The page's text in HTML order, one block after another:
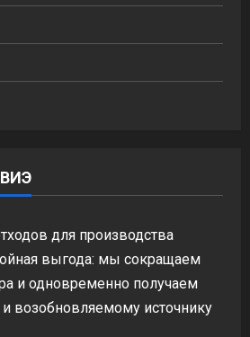
для производства
выгода: мы сокращаем
и одновременно получаем
и возобновляемому источнику